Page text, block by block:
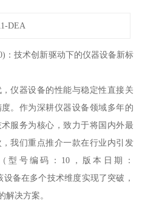
DEA
：技术创新驱动下的仪器设备新标
仪器设备的性能与稳定性直接关
。作为深耕仪器设备领域多年的
服务为核心，致力于将国内外最
我们重点推介一款在行业内引发
型号编码：10，版本日期：
设备在多个技术维度实现了突破，
解决方案。